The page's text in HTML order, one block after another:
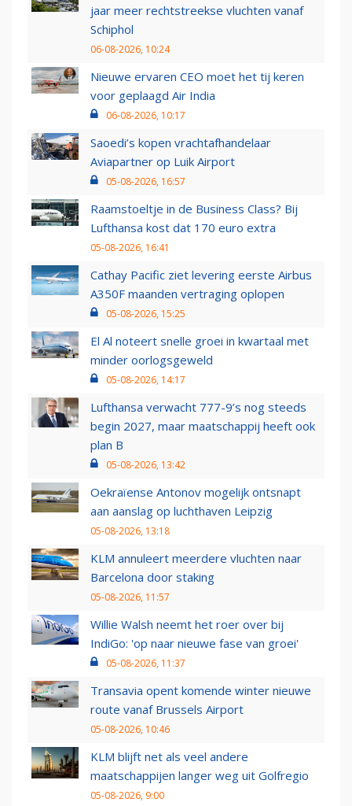
jaar meer rechtstreekse vluchten vanaf
Schiphol
06-08-2026, 10:24
Nieuwe ervaren CEO moet het tij keren
voor geplaagd Air India
06-08-2026, 10:17
Saoedi’s kopen vrachtafhandelaar
Aviapartner op Luik Airport
05-08-2026, 16:57
Raamstoeltje in de Business Class? Bij
Lufthansa kost dat 170 euro extra
05-08-2026, 16:41
Cathay Pacific ziet levering eerste Airbus
A350F maanden vertraging oplopen
05-08-2026, 15:25
El Al noteert snelle groei in kwartaal met
minder oorlogsgeweld
05-08-2026, 14:17
Lufthansa verwacht 777-9’s nog steeds
begin 2027, maar maatschappij heeft ook
plan B
05-08-2026, 13:42
Oekraïense Antonov mogelijk ontsnapt
aan aanslag op luchthaven Leipzig
05-08-2026, 13:18
KLM annuleert meerdere vluchten naar
Barcelona door staking
05-08-2026, 11:57
Willie Walsh neemt het roer over bij
IndiGo: 'op naar nieuwe fase van groei'
05-08-2026, 11:37
Transavia opent komende winter nieuwe
route vanaf Brussels Airport
05-08-2026, 10:46
KLM blijft net als veel andere
maatschappijen langer weg uit Golfregio
05-08-2026, 9:00